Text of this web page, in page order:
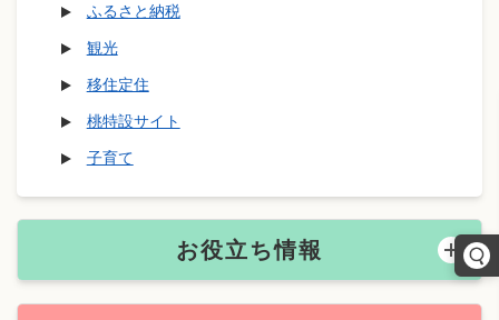
ふるさと納税
観光
移住定住
桃特設サイト
子育て
お役立ち情報